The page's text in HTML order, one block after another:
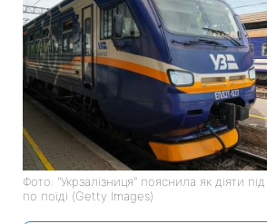
Фото: "Укрзалізниця" пояснила як діяти
по поїді (Getty Images)